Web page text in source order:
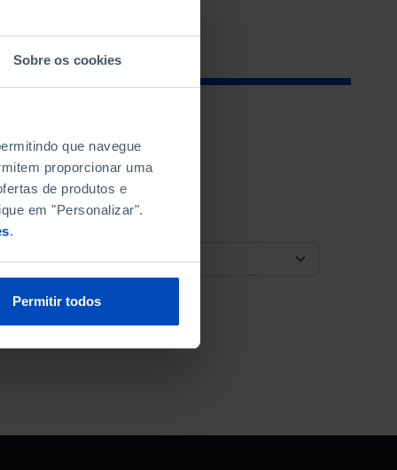
Sobre os cookies
que navegue
proporcionar uma
de produtos e
em "Personalizar".
.
Permitir todos
ORDENAR POR